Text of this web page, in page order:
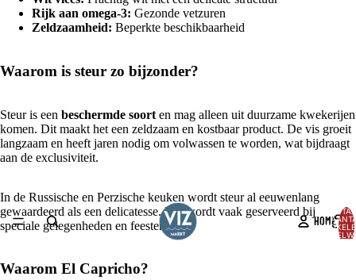
HOME
OPENEN
IN
VOLLEDIG
SCHERM
Rijk aan omega-3: Gezonde vetzuren
Zeldzaamheid: Beperkte beschikbaarheid
Waarom is steur zo bijzonder?
Steur is een beschermde soort en mag alleen uit duurzame kwekerijen
komen. Dit maakt het een zeldzaam en kostbaar product. De vis groeit
langzaam en heeft jaren nodig om volwassen te worden, wat bijdraagt
aan de exclusiviteit.
In de Russische en Perzische keuken wordt steur al eeuwenlang
gewaardeerd als een delicatesse. Het wordt vaak geserveerd bij
speciale gelegenheden en feesten.
Waarom El Capricho?